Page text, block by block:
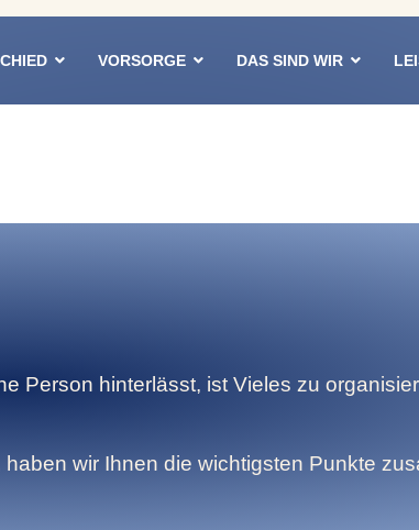
VORSORGE DAS SIND WIR
Person hinterlässt, ist Vieles zu
wir Ihnen die wichtigsten Punkte